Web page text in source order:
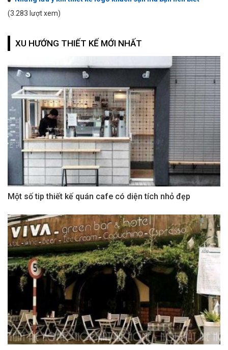
(3.283 lượt xem)
XU HƯỚNG THIẾT KẾ MỚI NHẤT
Một số tip thiết kế quán cafe có diện tích nhỏ đẹp